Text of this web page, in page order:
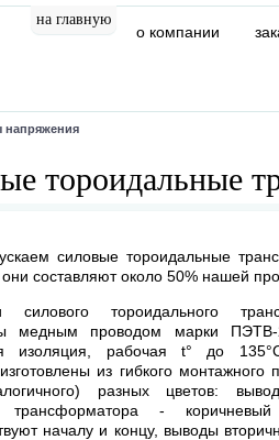
о компании
на главную
напряжения
тороидальные
силовые тороидальные
они составляют около 50% нашей
силового тороидального
медным проводом марки ПЭТВ-
изоляция, рабочая t° до
из гибкого монтажного
разных цветов:
трансформатора -
началу и концу, выводы